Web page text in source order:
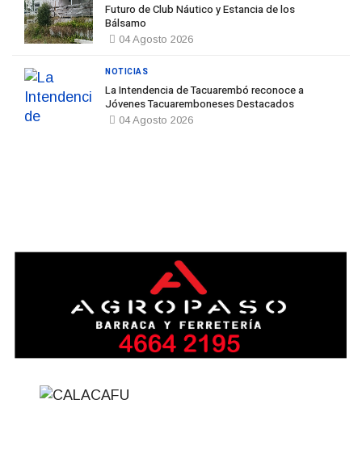
Futuro de Club Náutico y Estancia de los
Bálsamo
04 Agosto 2026
La Intendencia de Tacuarembó reconoce a
Jóvenes Tacuaremboneses Destacados
04 Agosto 2026
NOTICIAS